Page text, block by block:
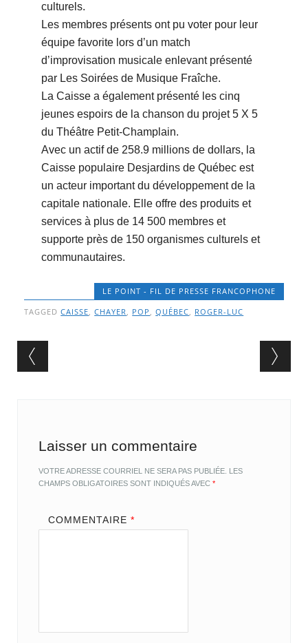
culturels.
Les membres présents ont pu voter pour leur
équipe favorite lors dʼun match
dʼimprovisation musicale enlevant présenté
par Les Soirées de Musique Fraîche.
La Caisse a également présenté les cinq
jeunes espoirs de la chanson du projet 5 X 5
du Théâtre Petit-Champlain.
Avec un actif de 258.9 millions de dollars, la
Caisse populaire Desjardins de Québec est
un acteur important du développement de la
capitale nationale. Elle offre des produits et
services à plus de 14 500 membres et
supporte près de 150 organismes culturels et
communautaires.
LE POINT - FIL DE PRESSE FRANCOPHONE
TAGGEDCAISSE,CHAYER, POP ,QUÉBEC, ROGER-LUC
Post navigation
Laisser un commentaire
VOTRE ADRESSE COURRIEL NE SERA PAS PUBLIÉE. LES
CHAMPS OBLIGATOIRES SONT INDIQUÉS AVEC*
COMMENTAIRE *